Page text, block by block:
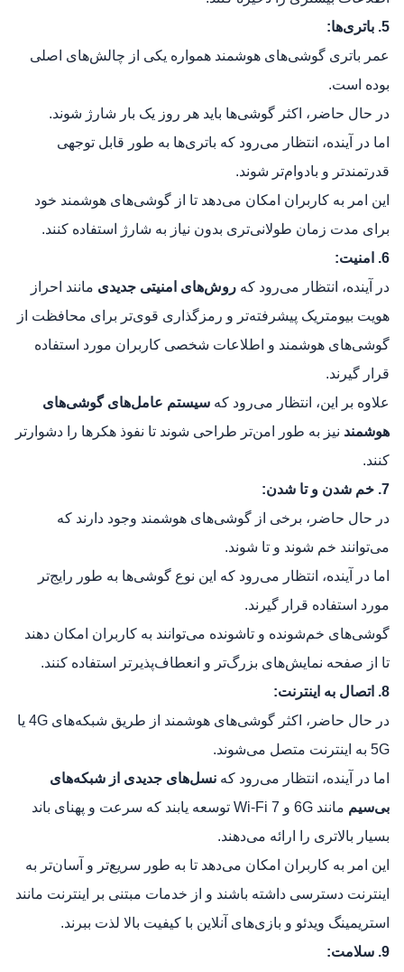
5. باتری‌ها:
عمر باتری گوشی‌های هوشمند همواره یکی از چالش‌های اصلی
بوده است.
در حال حاضر، اکثر گوشی‌ها باید هر روز یک بار شارژ شوند.
اما در آینده، انتظار می‌رود که باتری‌ها به طور قابل توجهی
قدرتمندتر و بادوام‌تر شوند.
این امر به کاربران امکان می‌دهد تا از گوشی‌های هوشمند خود
برای مدت زمان طولانی‌تری بدون نیاز به شارژ استفاده کنند.
6. امنیت:
در آینده، انتظار می‌رود که روش‌های امنیتی جدیدی مانند احراز
هویت بیومتریک پیشرفته‌تر و رمزگذاری قوی‌تر برای محافظت از
گوشی‌های هوشمند و اطلاعات شخصی کاربران مورد استفاده
قرار گیرند.
علاوه بر این، انتظار می‌رود که سیستم عامل‌های گوشی‌های
هوشمند نیز به طور امن‌تر طراحی شوند تا نفوذ هکرها را دشوارتر
کنند.
7. خم شدن و تا شدن:
در حال حاضر، برخی از گوشی‌های هوشمند وجود دارند که
می‌توانند خم شوند و تا شوند.
اما در آینده، انتظار می‌رود که این نوع گوشی‌ها به طور رایج‌تر
مورد استفاده قرار گیرند.
گوشی‌های خم‌شونده و تاشونده می‌توانند به کاربران امکان دهند
تا از صفحه نمایش‌های بزرگ‌تر و انعطاف‌پذیرتر استفاده کنند.
8. اتصال به اینترنت:
در حال حاضر، اکثر گوشی‌های هوشمند از طریق شبکه‌های 4G یا
5G به اینترنت متصل می‌شوند.
اما در آینده، انتظار می‌رود که نسل‌های جدیدی از شبکه‌های
بی‌سیم
مانند 6G و Wi-Fi 7 توسعه یابند که سرعت و پهنای باند
بسیار بالاتری را ارائه می‌دهند.
این امر به کاربران امکان می‌دهد تا به طور سریع‌تر و آسان‌تر به
اینترنت دسترسی داشته باشند و از خدمات مبتنی بر اینترنت مانند
استریمینگ ویدئو و بازی‌های آنلاین با کیفیت بالا لذت ببرند.
9. سلامت: